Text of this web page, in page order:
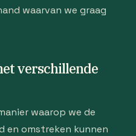
waarvan we graag
verschillende
waarop we de
en omstreken kunnen